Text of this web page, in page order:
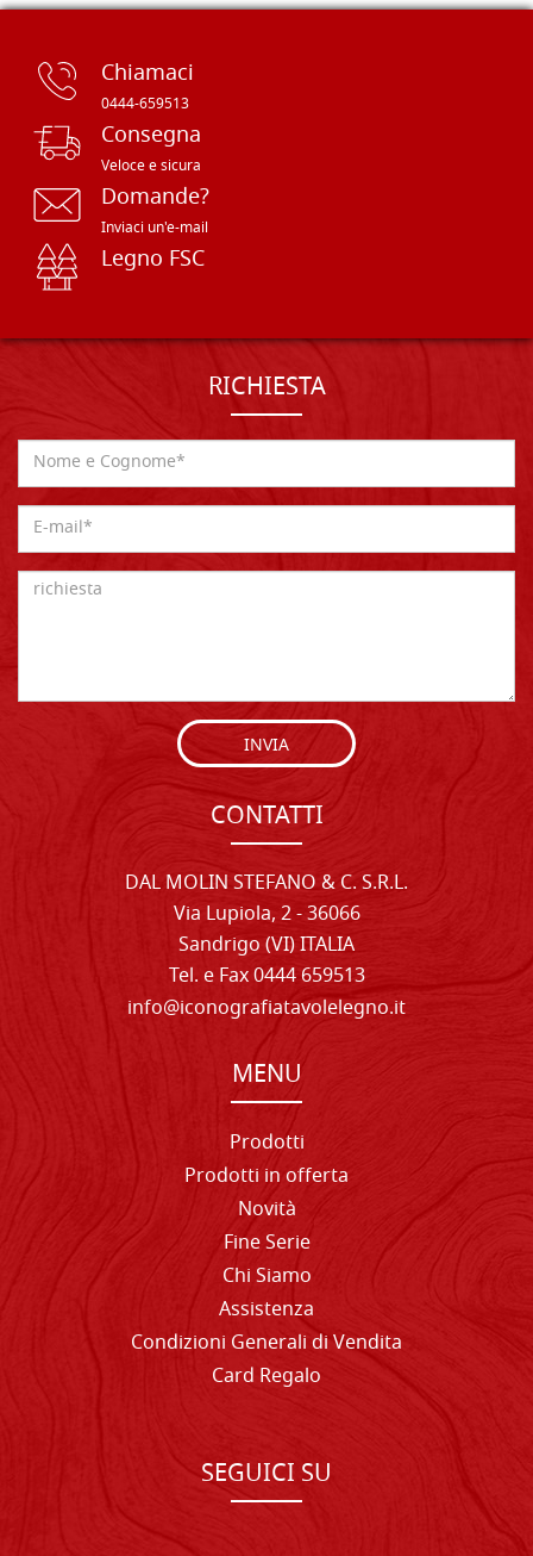
Chiamaci
0444-659513
Consegna
Veloce e sicura
Domande?
Inviaci un'e-mail
Legno FSC
RICHIESTA
INVIA
CONTATTI
DAL MOLIN STEFANO & C. S.R.L.
Via Lupiola, 2 - 36066
Sandrigo (VI) ITALIA
Tel. e Fax 0444 659513
info@iconografiatavolelegno.it
MENU
Prodotti
Prodotti in offerta
Novità
Fine Serie
Chi Siamo
Assistenza
Condizioni Generali di Vendita
Card Regalo
SEGUICI SU